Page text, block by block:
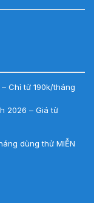
Chỉ từ 190k/tháng
2026 – Giá từ
dùng thử MIỄN